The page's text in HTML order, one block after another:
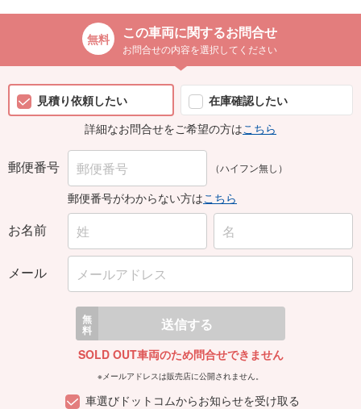
この車両に関するお問合せ
お問合せの内容を選択してください
見積り依頼したい
在庫確認したい
詳細なお問合せをご希望の方はこちら
郵便番号 （ハイフン無し）
郵便番号がわからない方はこちら
お名前
メール
無
料 送信する
SOLD OUT車両のため問合せできません
※メールアドレスは販売店に公開されません。
車選びドットコムからお知らせを受け取る